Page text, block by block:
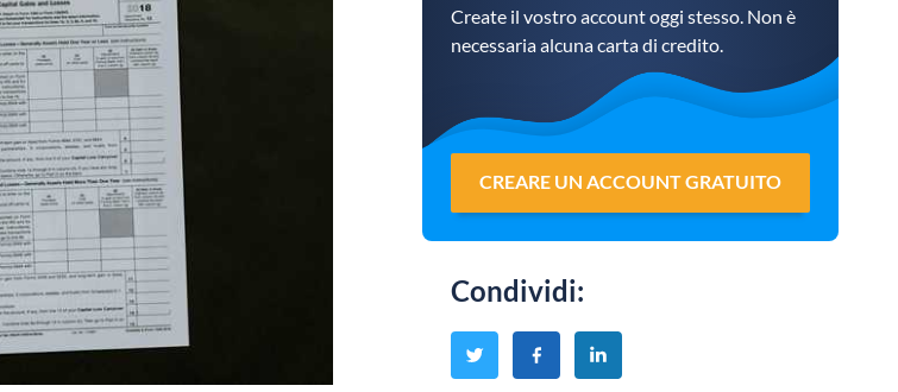
Create il vostro account oggi stesso. Non è
necessaria alcuna carta di credito.
CREARE UN ACCOUNT GRATUITO
Condividi: